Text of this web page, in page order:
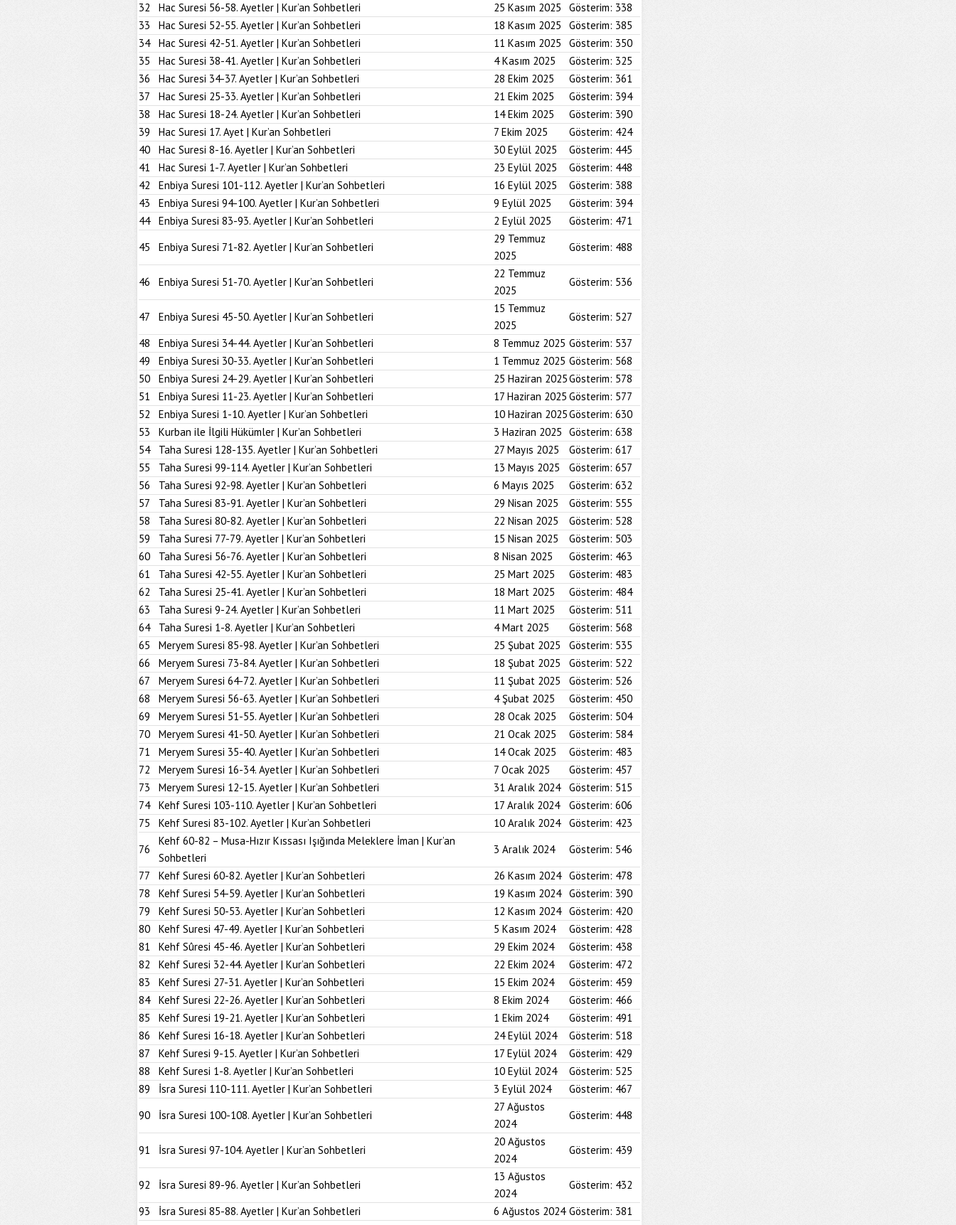
32
Hac Suresi 56-58. Ayetler | Kur’an Sohbetleri 25 Kasım 2025 Gösterim: 338
33
Hac Suresi 52-55. Ayetler | Kur’an Sohbetleri 18 Kasım 2025 Gösterim: 385
34
Hac Suresi 42-51. Ayetler | Kur’an Sohbetleri 11 Kasım 2025 Gösterim: 350
35
Hac Suresi 38-41. Ayetler | Kur’an Sohbetleri 4 Kasım 2025 Gösterim: 325
36
Hac Suresi 34-37. Ayetler | Kur’an Sohbetleri 28 Ekim 2025 Gösterim: 361
37
Hac Suresi 25-33. Ayetler | Kur’an Sohbetleri 21 Ekim 2025 Gösterim: 394
38
Hac Suresi 18-24. Ayetler | Kur’an Sohbetleri 14 Ekim 2025 Gösterim: 390
39
Hac Suresi 17. Ayet | Kur’an Sohbetleri 7 Ekim 2025 Gösterim: 424
40
Hac Suresi 8-16. Ayetler | Kur’an Sohbetleri 30 Eylül 2025 Gösterim: 445
41
Hac Suresi 1-7. Ayetler | Kur’an Sohbetleri 23 Eylül 2025 Gösterim: 448
42
Enbiya Suresi 101-112. Ayetler | Kur’an Sohbetleri 16 Eylül 2025 Gösterim: 388
43
Enbiya Suresi 94-100. Ayetler | Kur’an Sohbetleri 9 Eylül 2025 Gösterim: 394
44
Enbiya Suresi 83-93. Ayetler | Kur’an Sohbetleri 2 Eylül 2025 Gösterim: 471
45
Enbiya Suresi 71-82. Ayetler | Kur’an Sohbetleri
29 Temmuz
2025
Gösterim: 488
46 Enbiya Suresi 51-70. Ayetler | Kur’an Sohbetleri
22 Temmuz
2025
Gösterim: 536
47 Enbiya Suresi 45-50. Ayetler | Kur’an Sohbetleri
15 Temmuz
2025
Gösterim: 527
48
Enbiya Suresi 34-44. Ayetler | Kur’an Sohbetleri 8 Temmuz 2025 Gösterim: 537
49
Enbiya Suresi 30-33. Ayetler | Kur’an Sohbetleri 1 Temmuz 2025 Gösterim: 568
50
Enbiya Suresi 24-29. Ayetler | Kur’an Sohbetleri 25 Haziran 2025Gösterim: 578
51
Enbiya Suresi 11-23. Ayetler | Kur’an Sohbetleri 17 Haziran 2025 Gösterim: 577
52
Enbiya Suresi 1-10. Ayetler | Kur’an Sohbetleri 10 Haziran 2025Gösterim: 630
53
Kurban ile İlgili Hükümler | Kur’an Sohbetleri 3 Haziran 2025 Gösterim: 638
54
Taha Suresi 128-135. Ayetler | Kur’an Sohbetleri 27 Mayıs 2025 Gösterim: 617
55
Taha Suresi 99-114. Ayetler | Kur’an Sohbetleri 13 Mayıs 2025 Gösterim: 657
56
Taha Suresi 92-98. Ayetler | Kur’an Sohbetleri 6 Mayıs 2025 Gösterim: 632
57
Taha Suresi 83-91. Ayetler | Kur’an Sohbetleri 29 Nisan 2025 Gösterim: 555
58
Taha Suresi 80-82. Ayetler | Kur’an Sohbetleri 22 Nisan 2025 Gösterim: 528
59
Taha Suresi 77-79. Ayetler | Kur’an Sohbetleri 15 Nisan 2025 Gösterim: 503
60
Taha Suresi 56-76. Ayetler | Kur’an Sohbetleri 8 Nisan 2025 Gösterim: 463
61
Taha Suresi 42-55. Ayetler | Kur’an Sohbetleri 25 Mart 2025 Gösterim: 483
62
Taha Suresi 25-41. Ayetler | Kur’an Sohbetleri 18 Mart 2025 Gösterim: 484
63
Taha Suresi 9-24. Ayetler | Kur’an Sohbetleri 11 Mart 2025 Gösterim: 511
64
Taha Suresi 1-8. Ayetler | Kur’an Sohbetleri 4 Mart 2025 Gösterim: 568
65
Meryem Suresi 85-98. Ayetler | Kur’an Sohbetleri 25 Şubat 2025 Gösterim: 535
66
Meryem Suresi 73-84. Ayetler | Kur’an Sohbetleri 18 Şubat 2025 Gösterim: 522
67
Meryem Suresi 64-72. Ayetler | Kur’an Sohbetleri 11 Şubat 2025 Gösterim: 526
68
Meryem Suresi 56-63. Ayetler | Kur’an Sohbetleri 4 Şubat 2025 Gösterim: 450
69
Meryem Suresi 51-55. Ayetler | Kur’an Sohbetleri 28 Ocak 2025 Gösterim: 504
70
Meryem Suresi 41-50. Ayetler | Kur’an Sohbetleri 21 Ocak 2025 Gösterim: 584
71
Meryem Suresi 35-40. Ayetler | Kur’an Sohbetleri 14 Ocak 2025 Gösterim: 483
72
Meryem Suresi 16-34. Ayetler | Kur’an Sohbetleri 7 Ocak 2025 Gösterim: 457
73
Meryem Suresi 12-15. Ayetler | Kur’an Sohbetleri 31 Aralık 2024 Gösterim: 515
74
Kehf Suresi 103-110. Ayetler | Kur’an Sohbetleri 17 Aralık 2024 Gösterim: 606
75
Kehf Suresi 83-102. Ayetler | Kur’an Sohbetleri 10 Aralık 2024 Gösterim: 423
76
Kehf 60-82 – Musa-Hızır Kıssası Işığında Meleklere İman | Kur’an
Sohbetleri
3 Aralık 2024 Gösterim: 546
77
Kehf Suresi 60-82. Ayetler | Kur’an Sohbetleri 26 Kasım 2024 Gösterim: 478
78
Kehf Suresi 54-59. Ayetler | Kur’an Sohbetleri 19 Kasım 2024 Gösterim: 390
79
Kehf Suresi 50-53. Ayetler | Kur’an Sohbetleri 12 Kasım 2024 Gösterim: 420
80
Kehf Suresi 47-49. Ayetler | Kur’an Sohbetleri 5 Kasım 2024 Gösterim: 428
81
Kehf Sûresi 45-46. Ayetler | Kur’an Sohbetleri 29 Ekim 2024 Gösterim: 438
82
Kehf Suresi 32-44. Ayetler | Kur’an Sohbetleri 22 Ekim 2024 Gösterim: 472
83
Kehf Suresi 27-31. Ayetler | Kur’an Sohbetleri 15 Ekim 2024 Gösterim: 459
84
Kehf Suresi 22-26. Ayetler | Kur’an Sohbetleri 8 Ekim 2024 Gösterim: 466
85
Kehf Suresi 19-21. Ayetler | Kur’an Sohbetleri 1 Ekim 2024 Gösterim: 491
86
Kehf Suresi 16-18. Ayetler | Kur’an Sohbetleri 24 Eylül 2024 Gösterim: 518
87
Kehf Suresi 9-15. Ayetler | Kur’an Sohbetleri 17 Eylül 2024 Gösterim: 429
88
Kehf Suresi 1-8. Ayetler | Kur’an Sohbetleri 10 Eylül 2024 Gösterim: 525
89
İsra Suresi 110-111. Ayetler | Kur’an Sohbetleri 3 Eylül 2024 Gösterim: 467
90
İsra Suresi 100-108. Ayetler | Kur’an Sohbetleri
27 Ağustos
2024
Gösterim: 448
91 İsra Suresi 97-104. Ayetler | Kur’an Sohbetleri
20 Ağustos
2024
Gösterim: 439
92 İsra Suresi 89-96. Ayetler | Kur’an Sohbetleri
13 Ağustos
2024
Gösterim: 432
93
İsra Suresi 85-88. Ayetler | Kur’an Sohbetleri 6 Ağustos 2024 Gösterim: 381